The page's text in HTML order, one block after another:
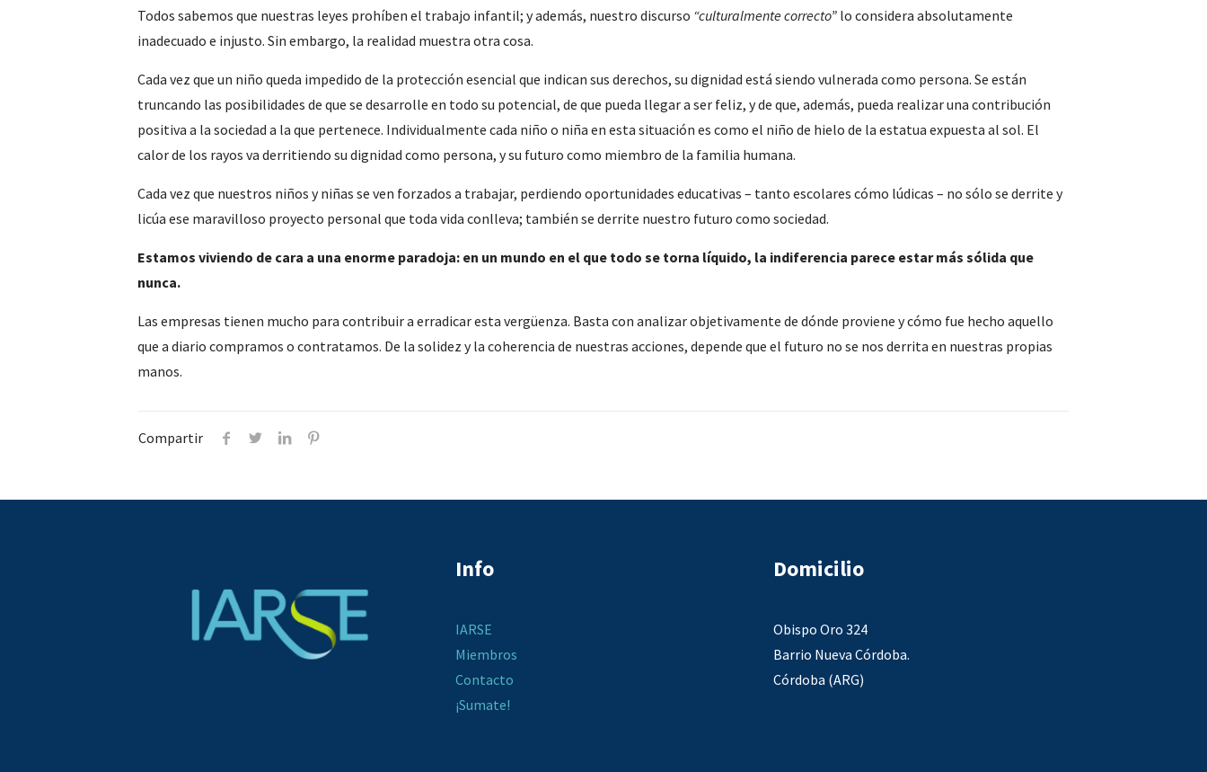
Todos sabemos que nuestras leyes prohíben el trabajo infantil; y además, nuestro discurso “culturalmente correcto” lo considera absolutamente
inadecuado e injusto. Sin embargo, la realidad muestra otra cosa.
Cada vez que un niño queda impedido de la protección esencial que indican sus derechos, su dignidad está siendo vulnerada como persona. Se están
truncando las posibilidades de que se desarrolle en todo su potencial, de que pueda llegar a ser feliz, y de que, además, pueda realizar una contribución
positiva a la sociedad a la que pertenece. Individualmente cada niño o niña en esta situación es como el niño de hielo de la estatua expuesta al sol. El
calor de los rayos va derritiendo su dignidad como persona, y su futuro como miembro de la familia humana.
Cada vez que nuestros niños y niñas se ven forzados a trabajar, perdiendo oportunidades educativas – tanto escolares cómo lúdicas – no sólo se derrite y
licúa ese maravilloso proyecto personal que toda vida conlleva; también se derrite nuestro futuro como sociedad.
Estamos viviendo de cara a una enorme paradoja: en un mundo en el que todo se torna líquido, la indiferencia parece estar más sólida que
nunca.
Las empresas tienen mucho para contribuir a erradicar esta vergüenza. Basta con analizar objetivamente de dónde proviene y cómo fue hecho aquello
que a diario compramos o contratamos. De la solidez y la coherencia de nuestras acciones, depende que el futuro no se nos derrita en nuestras propias
manos.
Compartir
Info
IARSE
Miembros
Contacto
¡Sumate!
Domicilio
Obispo Oro 324
Barrio Nueva Córdoba.
Córdoba (ARG)